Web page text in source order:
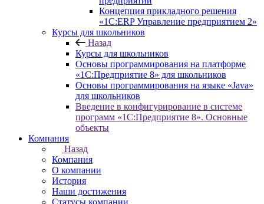
Концепция прикладного решения
«1C:ERP Управление предприятием 2»
Курсы для школьников
Назад
Курсы для школьников
Основы программирования на платформе
«1С:Предприятие 8» для школьников
Основы программирования на языке «Java»
для школьников
Введение в конфигурирование в системе
программ «1С:Предприятие 8». Основные
объекты
Компания
Назад
Компания
О компании
История
Наши достижения
Статусы компании